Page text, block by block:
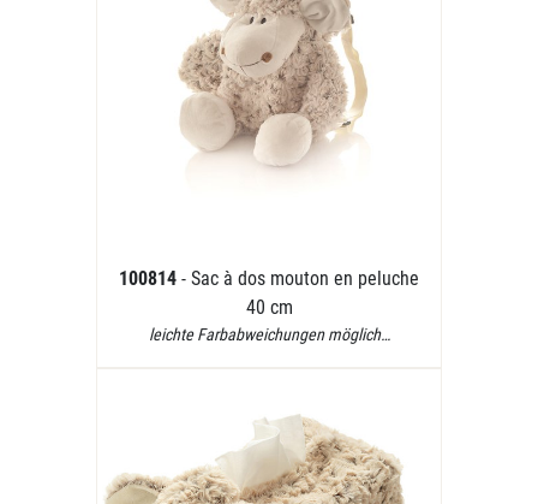
100814 - Sac à dos mouton en peluche
40 cm
leichte Farbabweichungen möglich…